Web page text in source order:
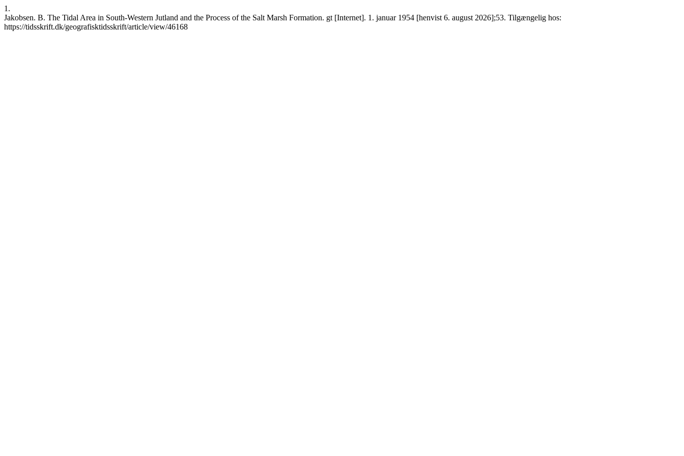
1.
Jakobsen. B. The Tidal Area in South-Western Jutland and the Process of the Salt Marsh Formation. gt [Internet]. 1. januar 1954 [henvist 6. august 2026];53. Tilgængelig hos:
https://tidsskrift.dk/geografisktidsskrift/article/view/46168